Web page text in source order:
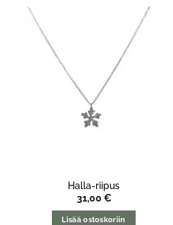
Halla-riipus
31,00 €
Lisää ostoskoriin